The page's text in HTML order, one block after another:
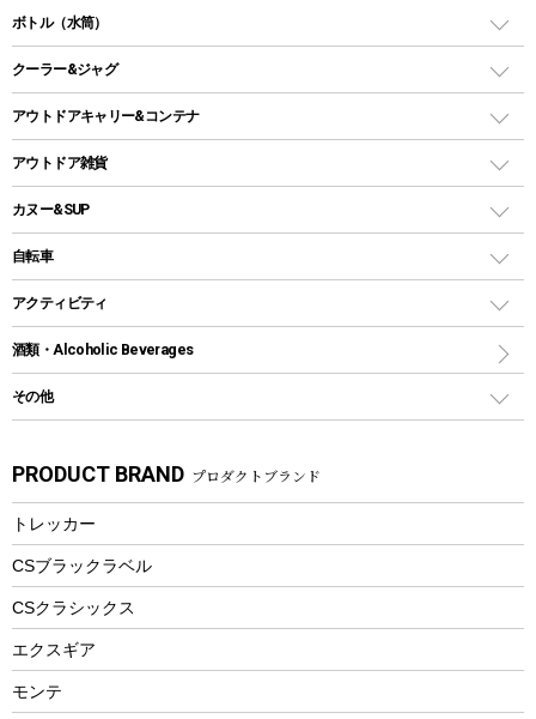
メッシュタープ
自立式タープ
パラソル
テントアクセサリー
ペグ
グランドシート
ガイドロープ
ツール
LEDライト
ヘッドライト
キャンドル
ガストーチ、ライター
焚き火台タイプ（ロースタイル）グリル
卓上タイプグリル
パーティータイプグリル
鉄板、アミ
焚き火台&ストーブ
火起こし
バーベキューツール
ダッチオーブン
ホットサンドメーカー
クッカーセット
シェラカップ
クッキングツール
ナイフ
カトラリー
マグカップ、カップ
ステンレスボトル
フードボトル
トレー
ランチョンマット
ランチボックス
ボトル（水筒）
ステンレスボトル
コップ付きタイプ
ワンタッチタイプ
プラスチックボトル
ディズニーボトル
クーラー&ジャグ
クーラーボックス
クーラーバッグ
ウォータージャグ
保冷剤
アウトドアキャリー&コンテナ
アウトドアキャリー
アウトドア雑貨
バックパック&バッグ
リュック、バックパック
トートバッグ、サコッシュ
ショッピングキャリー
その他アウトドア雑貨
スプレー関係
ツール、他
カヌー&SUP
インフレータブル
カヤック
パドル
ヘルメット
エアーポンプ
アクセサリー
自転車
折りたたみ自転車
スポーツサイクル
シティサイクル
自転車ウェア
アクティビティ
マリン
ラッシュガード
パラソル
フローティングベスト
ヘルメット
エアーポンプ
ビーチテント
ウィンター
酒類・Alcoholic Beverages
その他
湯たんぽ
防災用品
PRODUCT BRAND プロダクトブランド
トレッカー
CSブラックラベル
CSクラシックス
エクスギア
モンテ